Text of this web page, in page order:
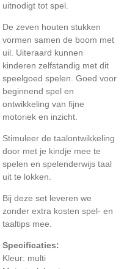
uitnodigt tot spel.
De zeven houten stukken
vormen samen de boom met
uil. Uiteraard kunnen
kinderen zelfstandig met dit
speelgoed spelen. Goed voor
beginnend spel en
ontwikkeling van fijne
motoriek en inzicht.
Stimuleer de taalontwikkeling
door met je kindje mee te
spelen en spelenderwijs taal
uit te lokken.
Bij deze set leveren we
zonder extra kosten spel- en
taaltips mee.
Specificaties:
Kleur: multi